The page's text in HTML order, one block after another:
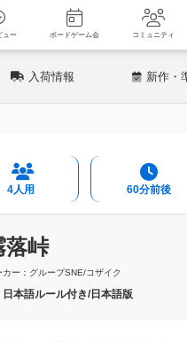
新着レビュー ボードゲーム会
入荷情報 新作 ・
4人用 60分前後
落峠
カー：グループSNE/コザイク
日本語ルール付き/日本語版